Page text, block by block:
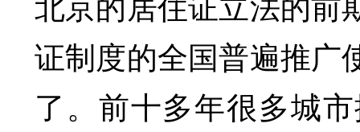
证制度的全国普遍推广
了。前十多年很多城